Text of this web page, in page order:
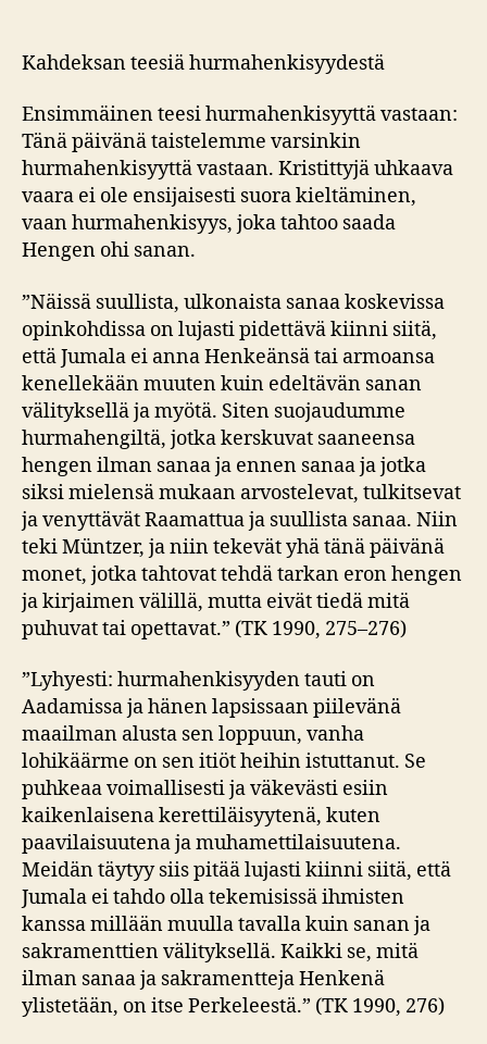
Kahdeksan teesiä hurmahenkisyydestä
Ensimmäinen teesi hurmahenkisyyttä vastaan:
Tänä päivänä taistelemme varsinkin
hurmahenkisyyttä vastaan. Kristittyjä uhkaava
vaara ei ole ensijaisesti suora kieltäminen,
vaan hurmahenkisyys, joka tahtoo saada
Hengen ohi sanan.
”Näissä suullista, ulkonaista sanaa koskevissa
opinkohdissa on lujasti pidettävä kiinni siitä,
että Jumala ei anna Henkeänsä tai armoansa
kenellekään muuten kuin edeltävän sanan
välityksellä ja myötä. Siten suojaudumme
hurmahengiltä, jotka kerskuvat saaneensa
hengen ilman sanaa ja ennen sanaa ja jotka
siksi mielensä mukaan arvostelevat, tulkitsevat
ja venyttävät Raamattua ja suullista sanaa. Niin
teki Müntzer, ja niin tekevät yhä tänä päivänä
monet, jotka tahtovat tehdä tarkan eron hengen
ja kirjaimen välillä, mutta eivät tiedä mitä
puhuvat tai opettavat.” (TK 1990, 275–276)
”Lyhyesti: hurmahenkisyyden tauti on
Aadamissa ja hänen lapsissaan piilevänä
maailman alusta sen loppuun, vanha
lohikäärme on sen itiöt heihin istuttanut. Se
puhkeaa voimallisesti ja väkevästi esiin
kaikenlaisena kerettiläisyytenä, kuten
paavilaisuutena ja muhamettilaisuutena.
Meidän täytyy siis pitää lujasti kiinni siitä, että
Jumala ei tahdo olla tekemisissä ihmisten
kanssa millään muulla tavalla kuin sanan ja
sakramenttien välityksellä. Kaikki se, mitä
ilman sanaa ja sakramentteja Henkenä
ylistetään, on itse Perkeleestä.” (TK 1990, 276)